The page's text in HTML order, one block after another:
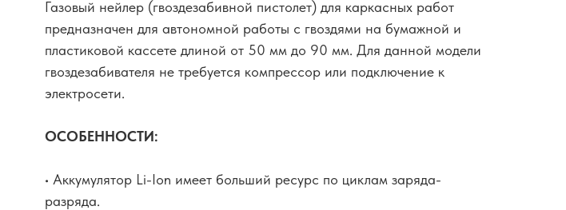
Газовый нейлер (гвоздезабивной пистолет) для каркасных работ
предназначен для автономной работы с гвоздями на бумажной и
пластиковой кассете длиной от 50 мм до 90 мм. Для данной модели
гвоздезабивателя не требуется компрессор или подключение к
электросети.
ОСОБЕННОСТИ:
• Аккумулятор Li-Ion имеет больший ресурс по циклам заряда-
разряда.